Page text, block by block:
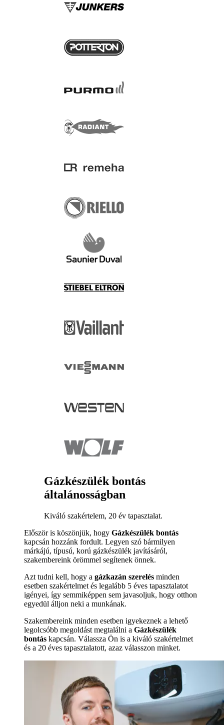
Gázkészülék bontás
általánosságban
Kiváló szakértelem, 20 év tapasztalat.
Először is köszönjük, hogy Gázkészülék bontás
kapcsán hozzánk fordult. Legyen szó bármilyen
márkájú, típusú, korú gázkészülék javításáról,
szakembereink örömmel segítenek önnek.
Azt tudni kell, hogy a gázkazán szerelés minden
esetben szakértelmet és legalább 5 éves tapasztalatot
igényei, így semmiképpen sem javasoljuk, hogy otthon
egyedül álljon neki a munkának.
Szakembereink minden esetben igyekeznek a lehető
legolcsóbb megoldást megtalálni a Gázkészülék
bontás kapcsán. Válassza Ön is a kiváló szakértelmet
és a 20 éves tapasztalatott, azaz válasszon minket.